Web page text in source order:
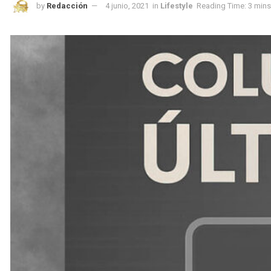
by Redacción 4 junio, 2021 in Lifestyle Reading Time: 3